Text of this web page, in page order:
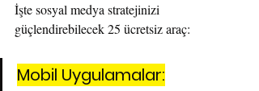
İşte sosyal medya stratejinizi
güçlendirebilecek 25 ücretsiz araç:
Mobil Uygulamalar: